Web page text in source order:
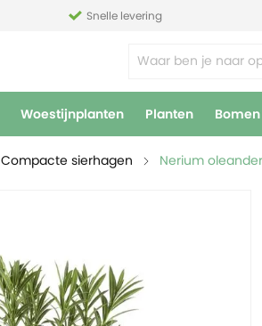
Snelle levering
Woestijnplanten Planten Bomen
Compacte sierhagen Nerium